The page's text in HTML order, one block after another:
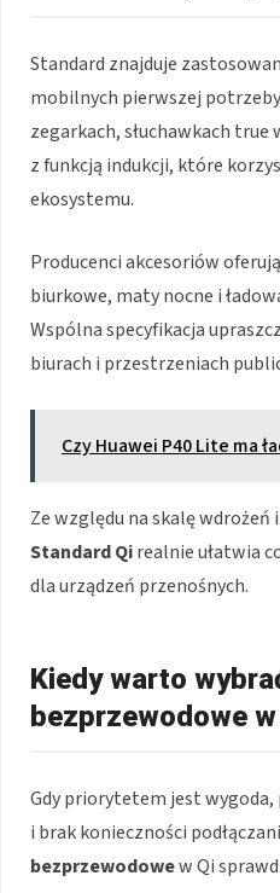
Standard znajduje
mobilnych pierwszej
zegarkach, słuchawkach
z funkcją indukcji, które
ekosystemu.
Producenci akcesoriów
biurkowe, maty nocne i
Wspólna specyfikacja
biurach i przestrzeniach
Czy Huawei P40 Lite ma
Ze względu na skalę
Standard Qirealnie ułatwia
dla urządzeń przenośnych.
Kiedy warto
bezprzewodowe
Gdy priorytetem jest
i brak konieczności
bezprzewodowew Qi